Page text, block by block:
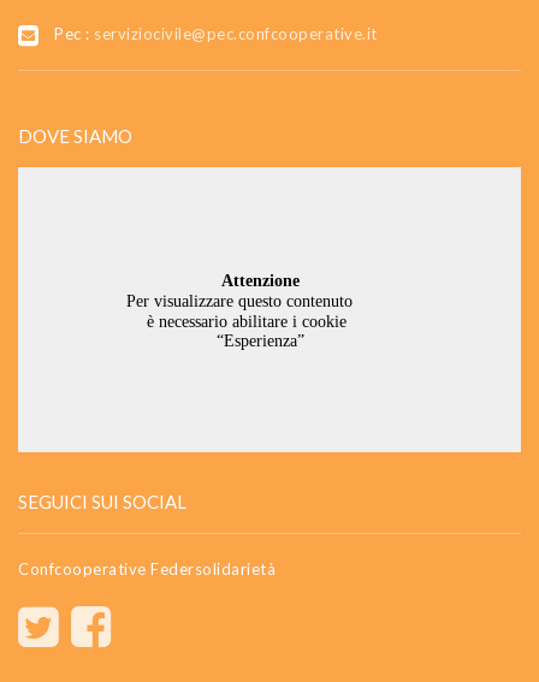
Pec : serviziocivile@pec.confcooperative.it
DOVE SIAMO
SEGUICI SUI SOCIAL
Confcooperative Federsolidarietà